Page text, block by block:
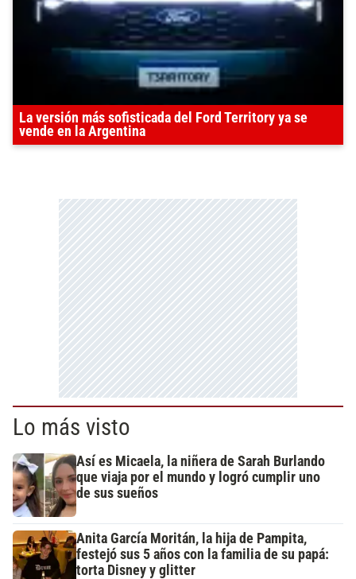
La versión más sofisticada del Ford Territory ya se
vende en la Argentina
Lo más visto
Así es Micaela, la niñera de Sarah Burlando
que viaja por el mundo y logró cumplir uno
de sus sueños
Anita García Moritán, la hija de Pampita,
festejó sus 5 años con la familia de su papá:
torta Disney y glitter